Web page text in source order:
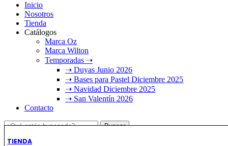
TIENDA
Inicio
Nosotros
Tienda
Catálogos
Marca Oz
Marca Wilton
Temporadas ➝
➝ Duyas Junio 2026
➝ Bases para Pastel Diciembre 2025
➝ Navidad Diciembre 2025
➝ San Valentín 2026
Contacto
Resultados
Buscar